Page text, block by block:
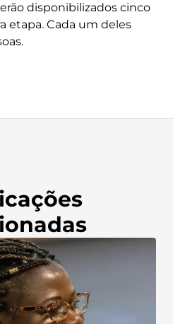
disponibilizados cinco
etapa. Cada um deles